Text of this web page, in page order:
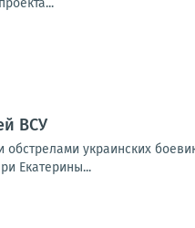
ВСУ
украинских
Екатерины...